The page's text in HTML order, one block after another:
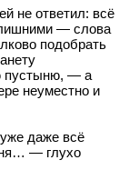
не ответил: всё
— слова
подобрать
пустыню, — а
неуместно и
даже всё
— глухо